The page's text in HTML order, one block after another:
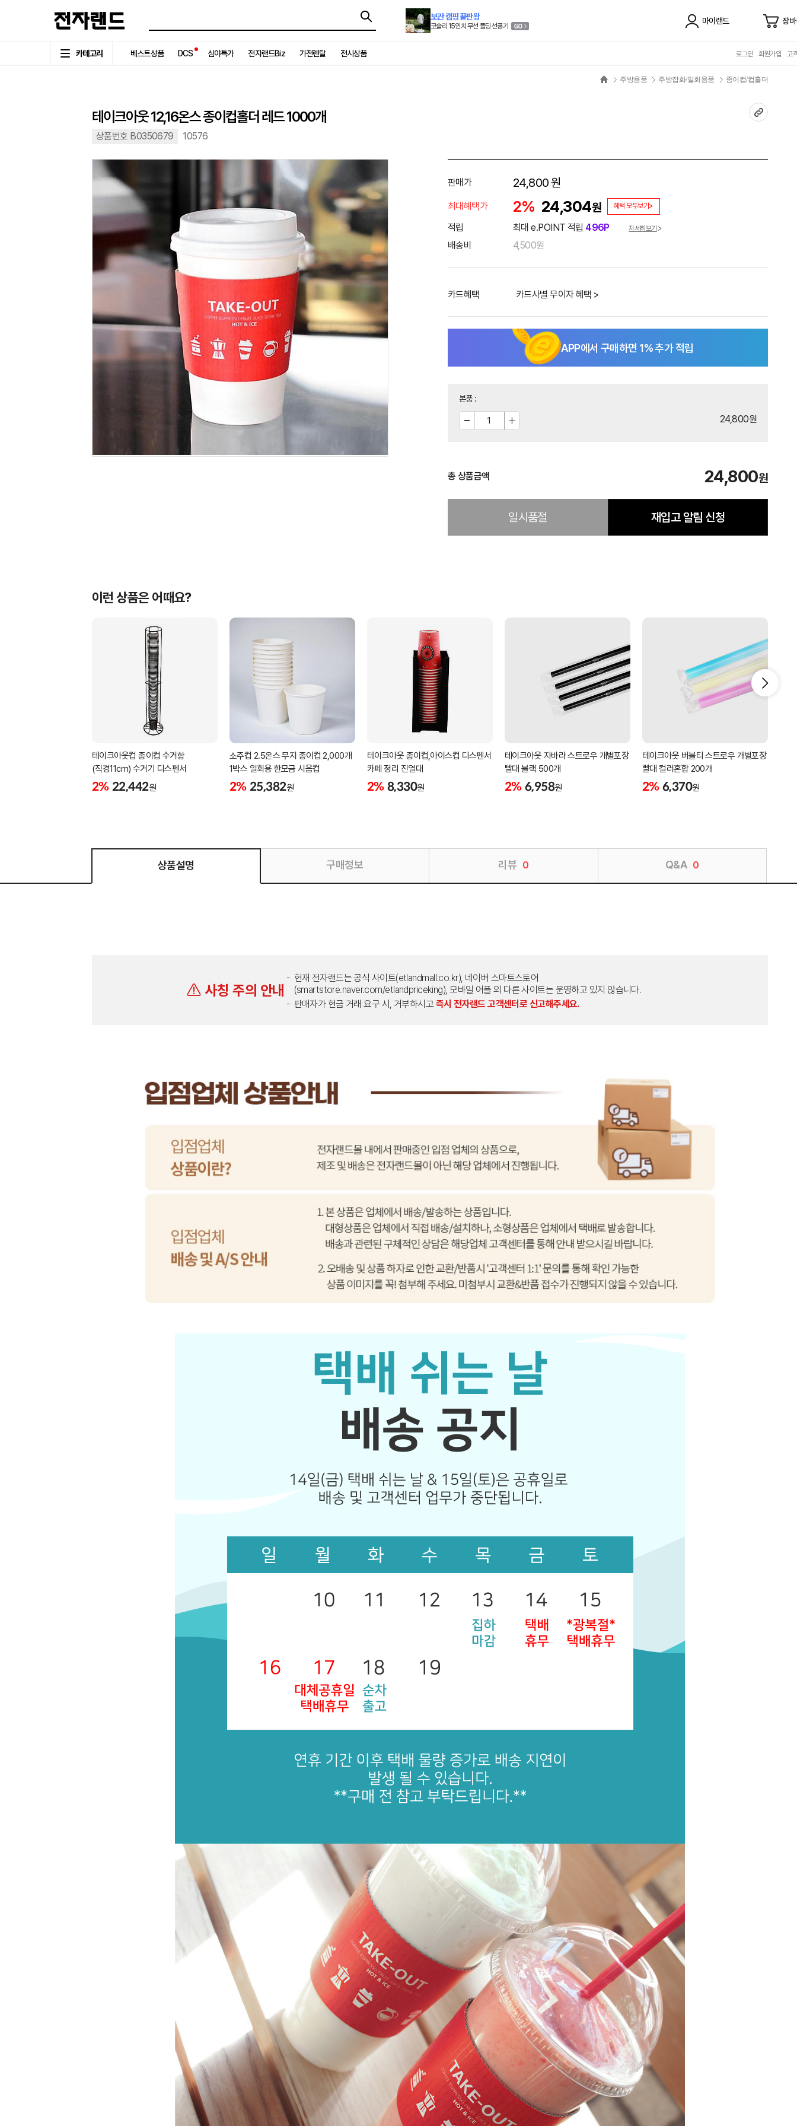
보관 캠핑 끝판왕
코슬리 15인치 무선 폴딩 선풍기
마이랜드 장
카테고리 베스트상품 DCS 심야특가 전자랜드Biz 가전렌탈 전시상품 로그인 회원가입 고
주방용품 주방잡화/일회용품 종이컵/컵홀더
테이크아웃 12,16온스 종이컵홀더 레드 1000개
상품번호 B0350679 10576
판매가 24,800원
최대혜택가 2% 24,304원 혜택 모두보기>
적립 최대 e.POINT 적립 496P 자세히보기
배송비 4,500원
카드혜택 카드사별 무이자 혜택 >
APP에서 구매하면 1% 추가 적립
본품:
24,800원
총 상품금액 24,800원
일시품절 재입고 알림 신청
이런 상품은 어때요?
테이크아웃컵 종이컵 수거함
(직경11cm) 수거기 디스펜서
2% 22,442원
소주컵 2.5온스 무지 종이컵 2,000개
1박스 일회용 한모금 시음컵
2% 25,382원
테이크아웃 종이컵,아이스컵 디스펜서
카페 정리 진열대
2% 8,330원
테이크아웃 자바라 스트로우 개별포장
빨대 블랙 500개
2% 6,958원
테이크아웃 버블티 스트로우 개별포장
빨대 컬러혼합 200개
2% 6,370원
상품설명 구매정보 리뷰 0 Q&A 0
사칭 주의 안내
현재 전자랜드는 공식 사이트(etlandmall.co.kr), 네이버 스마트스토어
(smartstore.naver.com/etlandpriceking), 모바일 어플 외 다른 사이트는 운영하고 있지 않습니다.
판매자가 현금 거래 요구 시, 거부하시고 즉시 전자랜드 고객센터로 신고해주세요.